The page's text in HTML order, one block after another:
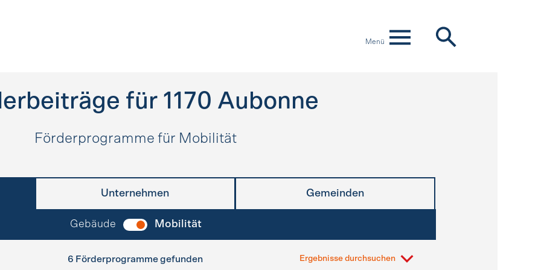
Menü
für 1170 Aubonne
Förderprogramme für Mobilität
Unternehmen Gemeinden
Gebäude Mobilität
6 Förderprogramme gefunden Ergebnisse durchsuchen